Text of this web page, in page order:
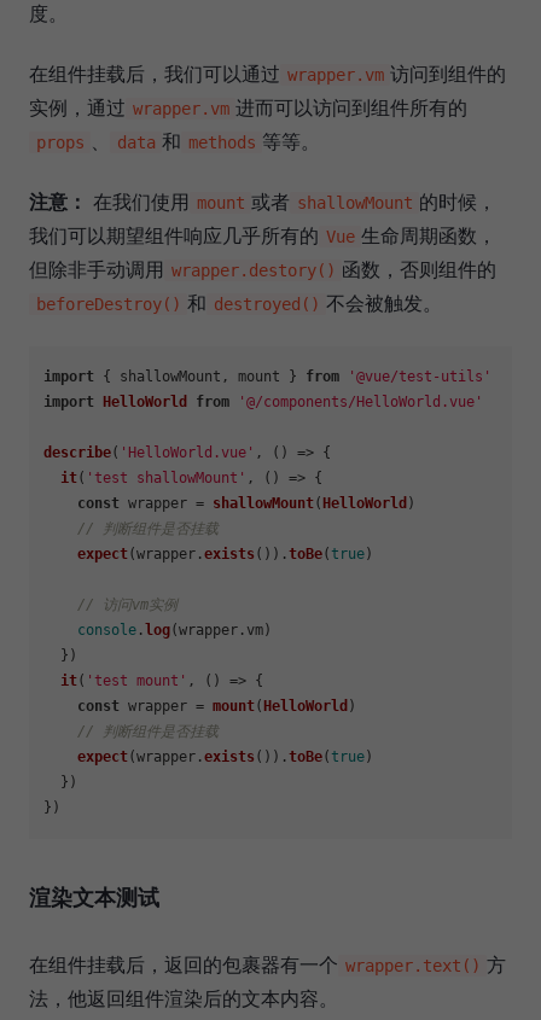
度。
在组件挂载后，我们可以通过 wrapper.vm 访问到组件的
实例，通过 wrapper.vm 进而可以访问到组件所有的
props 、 data 和 methods 等等。
注意： 在我们使用 mount 或者 shallowMount 的时候，
我们可以期望组件响应几乎所有的 Vue 生命周期函数，
但除非手动调用 wrapper.destory() 函数，否则组件的
beforeDestroy() 和 destroyed() 不会被触发。
import { shallowMount, mount } from
'@vue/test-utils'
import
HelloWorld from '@/components/HelloWorld.vue'
describe( 'HelloWorld.vue' , () => {
it( 'test shallowMount' , () => {
const wrapper = shallowMount( HelloWorld )
// 判断组件是否挂载
expect(wrapper.exists ()).toBe(true )
// 访问vm实例
console . log(wrapper. vm )
  })
it( 'test mount' , () => {
const wrapper = mount( HelloWorld )
// 判断组件是否挂载
expect(wrapper.exists ()).toBe(true )
  })
渲染文本测试
在组件挂载后，返回的包裹器有一个 wrapper.text() 方
法，他返回组件渲染后的文本内容。